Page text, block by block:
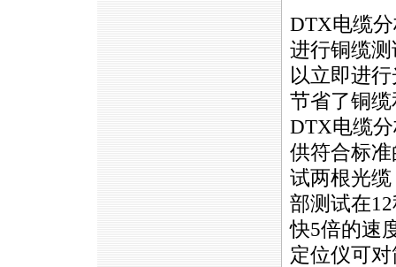
DTX电缆
进行铜缆
以立即进
节省了铜
DTX电缆
供符合标
试两根光
部测试在
快5倍的速
定位仪可